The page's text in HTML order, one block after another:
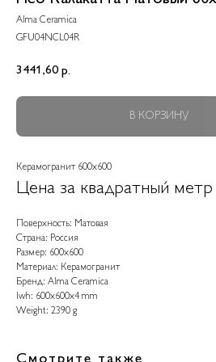
Alma Ceramica
GFU04NCL04R
3441,60 р.
В КОРЗИНУ
Керамогранит 600x600
Цена за квадратный метр
Поверхность: Матовая
Страна: Россия
Размер: 600x600
Материал: Керамогранит
Бренд: Alma Ceramica
lwh: 600x600x4 mm
Weight: 2390 g
Смотрите также